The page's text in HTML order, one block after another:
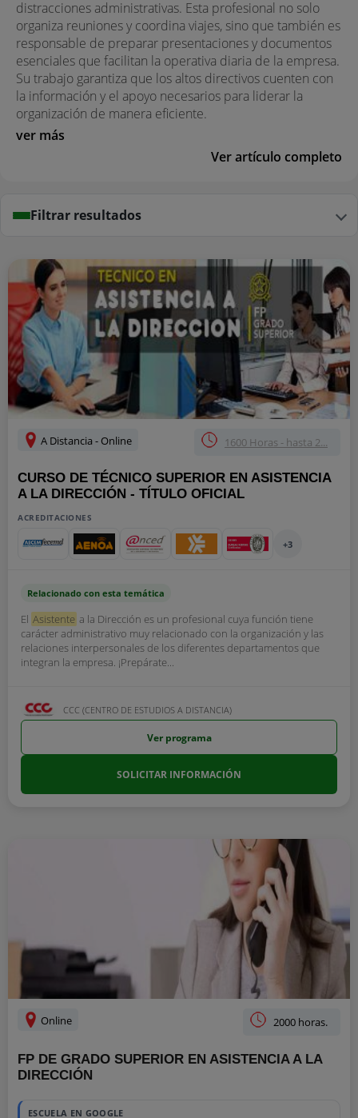
distracciones administrativas. Esta profesional no solo
organiza reuniones y coordina viajes, sino que también es
responsable de preparar presentaciones y documentos
esenciales que facilitan la operativa diaria de la empresa.
Su trabajo garantiza que los altos directivos cuenten con
la información y el apoyo necesarios para liderar la
organización de manera eficiente.
ver más
Ver artículo completo
Filtrar resultados
A Distancia - Online 1600 Horas - hasta 2...
CURSO DE TÉCNICO SUPERIOR EN ASISTENCIA
A LA DIRECCIÓN - TÍTULO OFICIAL
ACREDITACIONES
+3
Relacionado con esta temática
El Asistente a la Dirección es un profesional cuya función tiene
carácter administrativo muy relacionado con la organización y las
relaciones interpersonales de los diferentes departamentos que
integran la empresa. ¡Prepárate...
CCC (CENTRO DE ESTUDIOS A DISTANCIA)
Ver programa
SOLICITAR INFORMACIÓN
Online 2000 horas.
FP DE GRADO SUPERIOR EN ASISTENCIA A LA
DIRECCIÓN
ESCUELA EN GOOGLE